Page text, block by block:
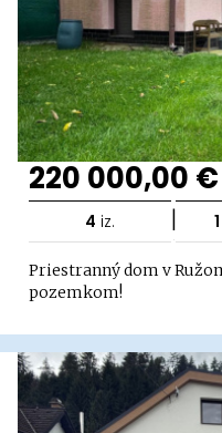
220 000,00 €
4 iz. |
Priestranný dom v
pozemkom!